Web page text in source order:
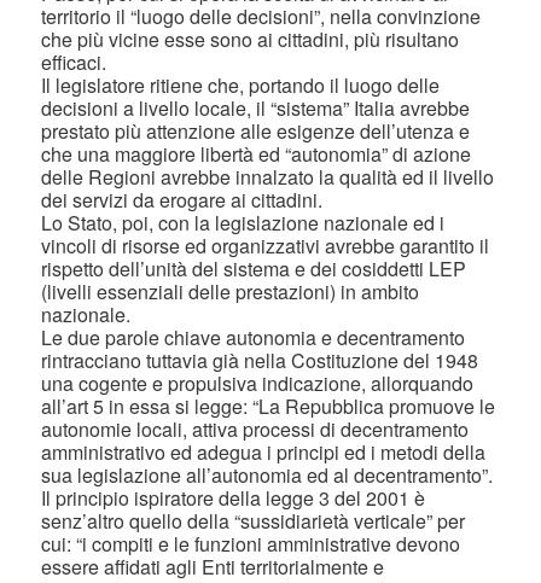
territorio il “luogo delle decisioni”, nella convinzione
che più vicine esse sono ai cittadini, più risultano
efficaci.
Il legislatore ritiene che, portando il luogo delle
decisioni a livello locale, il “sistema” Italia avrebbe
prestato più attenzione alle esigenze dell’utenza e
che una maggiore libertà ed “autonomia” di azione
delle Regioni avrebbe innalzato la qualità ed il livello
dei servizi da erogare ai cittadini.
Lo Stato, poi, con la legislazione nazionale ed i
vincoli di risorse ed organizzativi avrebbe garantito il
rispetto dell’unità del sistema e dei cosiddetti LEP
(livelli essenziali delle prestazioni) in ambito
nazionale.
Le due parole chiave autonomia e decentramento
rintracciano tuttavia già nella Costituzione del 1948
una cogente e propulsiva indicazione, allorquando
all’art 5 in essa si legge: “La Repubblica promuove le
autonomie locali, attiva processi di decentramento
amministrativo ed adegua i principi ed i metodi della
sua legislazione all’autonomia ed al decentramento”.
Il principio ispiratore della legge 3 del 2001 è
senz’altro quello della “sussidiarietà verticale” per
cui: “i compiti e le funzioni amministrative devono
essere affidati agli Enti territorialmente e